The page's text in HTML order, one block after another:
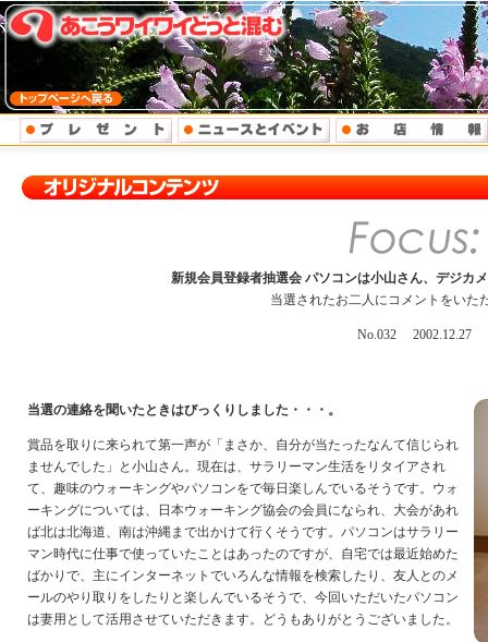
新規会員登録者抽選会 パソコンは小山さん、デジカ
当選されたお二人にコメントをいた
No.032 2002.12.27
当選の連絡を聞いたときはびっくりしました・・・。
賞品を取りに来られて第一声が「まさか、自分が当たったなんて信じられ
ませんでした」と小山さん。現在は、サラリーマン生活をリタイアされ
て、趣味のウォーキングやパソコンをで毎日楽しんでいるそうです。ウォ
ーキングについては、日本ウォーキング協会の会員になられ、大会があれ
ば北は北海道、南は沖縄まで出かけて行くそうです。パソコンはサラリー
マン時代に仕事で使っていたことはあったのですが、自宅では最近始めた
ばかりで、主にインターネットでいろんな情報を検索したり、友人とのメ
ールのやり取りをしたりと楽しんでいるそうで、今回いただいたパソコン
は妻用として活用させていただきます。どうもありがとうございました。